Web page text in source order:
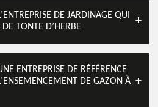
DE JARDINAGE QUI
DE TONTE D’HERBE
ENTREPRISE DE RÉFÉRENCE
DE GAZON À